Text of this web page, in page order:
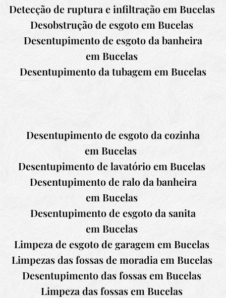
Detecção de ruptura e infiltração em Bucelas
Desobstrução de esgoto em Bucelas
Desentupimento de esgoto da banheira
em Bucelas
Desentupimento da tubagem em Bucelas
Desentupimento de esgoto da cozinha
em Bucelas
Desentupimento de lavatório emBucelas
Desentupimento de ralo da banheira
em Bucelas
Desentupimento de esgoto da sanita
em Bucelas
Limpeza de esgoto de garagem em Bucelas
Limpezas das fossas de moradia em Bucelas
Desentupimento das fossas em Bucelas
Limpeza das fossas em Bucelas